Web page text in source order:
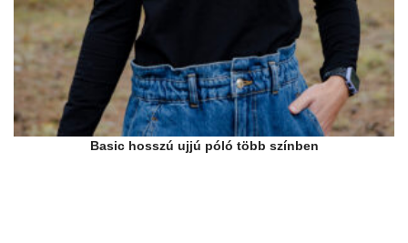
Basic hosszú ujjú póló több színben